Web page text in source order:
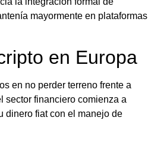
mayormente en plataformas
en Europa
en no perder terreno frente a
sector financiero comienza a
dinero fiat con el manejo de